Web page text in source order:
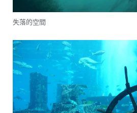
失落的空間